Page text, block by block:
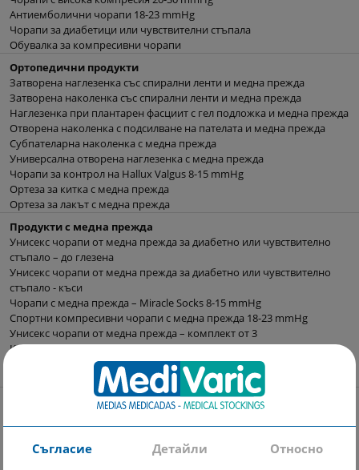
Антиемболични чорапи 18-23 mmHg
Чорапи за диабетици или чувствителни стъпала
Обувалка за компресивни чорапи
Ортопедични продукти
Затворена наглезенка със спирални ленти и медна прежда
Затворена наколенка със спирални ленти и медна прежда
Наглезенка при плантарен фасциит с гел подложка и медна прежда
Отворена наколенка с подсилване на пателата и медна прежда
Субпателарна наколенка с медна прежда
Универсална отворена наглезенка с медна прежда
Чорапи за контрол на Hallux Valgus 8-15 mmHg
Ортеза за китка с медна прежда
Ортеза за лакът с медна прежда
Продукти с медна прежда
Унисекс чорапи от медна прежда за диабетно или чувствително
стъпало – до глезена
Унисекс чорапи от медна прежда за диабетно или чувствително
стъпало - къси
Чорапи с медна прежда – Miracle Socks 8-15 mmHg
Спортни компресивни чорапи с медна прежда 18-23 mmHg
Унисекс чорапи от медна прежда – комплект от 3
Клин за бременни с медна прежда
Следоперативен сутиен с медна прежда
Следоперативна лента за стабилизиране на бюста
Спортни чорапи
Спортни компресивни чорапи без ходило/гети 18-23 mmHg
Чорапи с медна прежда – Miracle Socks 8-15 mmHg
Съгласие Детайли Относно